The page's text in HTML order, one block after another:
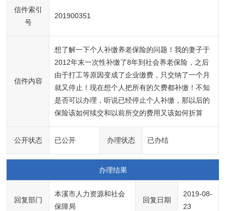
信件索引
号
201900351
信件内容
想了解一下个人补缴养老保险的问题！我的妻子于
2012年末一次性补缴了8年到社会养老保险，之后
由于打工等原因变成了企业缴费，只交纳了一个月
就又停止！现在想个人把所有的欠费都补缴！不知
是否可以办理，听说已经停止个人补缴，那以后的
保险该如何续交和以前所交的费用又该如何折算
公开状态 已公开 办理状态 已办结
办理结果
回复部门
本溪市人力资源和社会
保障局
回复日期
2019-08-
23